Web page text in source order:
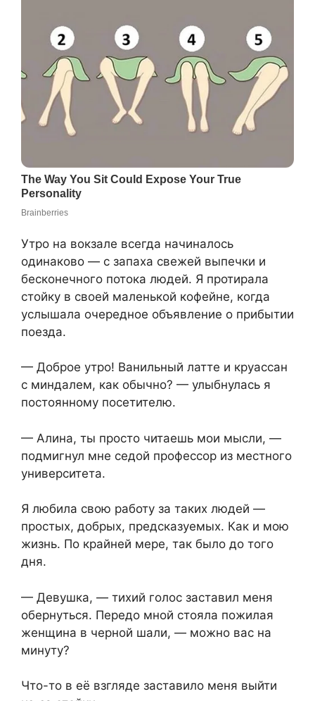
Утро на вокзале всегда начиналось
одинаково — с запаха свежей выпечки и
бесконечного потока людей. Я протирала
стойку в своей маленькой кофейне, когда
услышала очередное объявление о прибытии
поезда.
— Доброе утро! Ванильный латте и круассан
с миндалем, как обычно? — улыбнулась я
постоянному посетителю.
— Алина, ты просто читаешь мои мысли, —
подмигнул мне седой профессор из местного
университета.
Я любила свою работу за таких людей —
простых, добрых, предсказуемых. Как и мою
жизнь. По крайней мере, так было до того
дня.
— Девушка, — тихий голос заставил меня
обернуться. Передо мной стояла пожилая
женщина в черной шали, — можно вас на
минуту?
Что-то в её взгляде заставило меня выйти